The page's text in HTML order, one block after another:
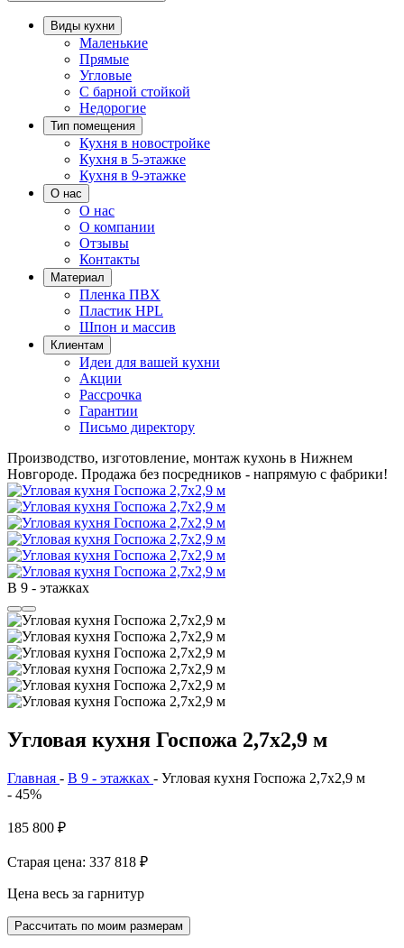
Виды кухни
Маленькие
Прямые
Угловые
С барной стойкой
Недорогие
Тип помещения
Кухня в новостройке
Кухня в 5-этажке
Кухня в 9-этажке
О нас
О нас
О компании
Отзывы
Контакты
Материал
Пленка ПВХ
Пластик HPL
Шпон и массив
Клиентам
Идеи для вашей кухни
Акции
Рассрочка
Гарантии
Письмо директору
Производство, изготовление, монтаж кухонь в Нижнем
Новгороде. Продажа без посредников - напрямую с фабрики!
В 9 - этажках
Угловая кухня Госпожа 2,7х2,9 м
Главная - В 9 - этажках - Угловая кухня Госпожа 2,7х2,9 м
- 45%
185 800 ₽
Старая цена: 337 818 ₽
Цена весь за гарнитур
Рассчитать по моим размерам